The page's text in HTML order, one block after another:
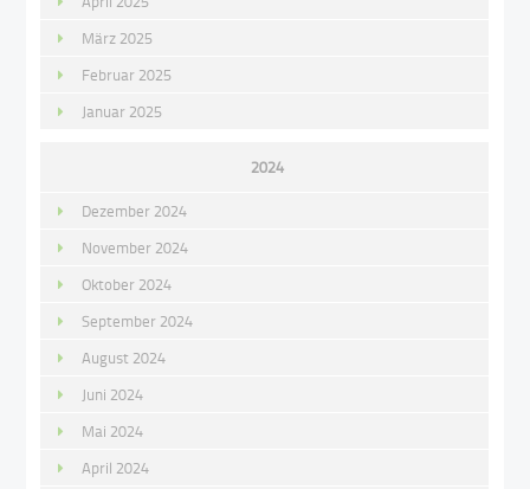
März 2025
Februar 2025
Januar 2025
2024
Dezember 2024
November 2024
Oktober 2024
September 2024
August 2024
Juni 2024
Mai 2024
April 2024